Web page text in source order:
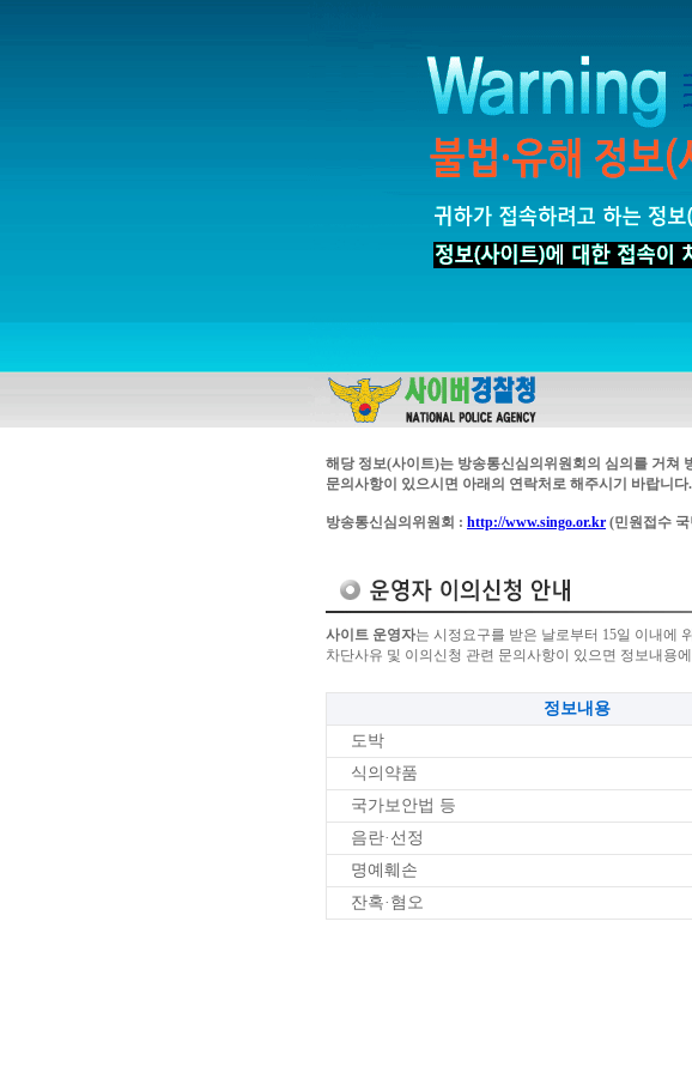
해당 정보(사이트)는 방송통신심의위원회의 심의를 거쳐
문의사항이 있으시면 아래의 연락처로 해주시기 바랍니다.
방송통신심의위원회 : http://www.singo.or.kr (민원접수
사이트 운영자는 시정요구를 받은 날로부터 15일 이내에
차단사유 및 이의신청 관련 문의사항이 있으면 정보내용
정보내용
도박
식의약품
국가보안법 등
음란·선정
명예훼손
잔혹·혐오